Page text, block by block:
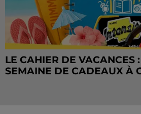
LE CAHIER DE VACANCES
SEMAINE DE CADEAUX À